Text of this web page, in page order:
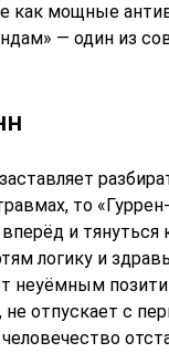
как мощные
— один из
то
и тянуться
логику и
неуёмным
отпускает с